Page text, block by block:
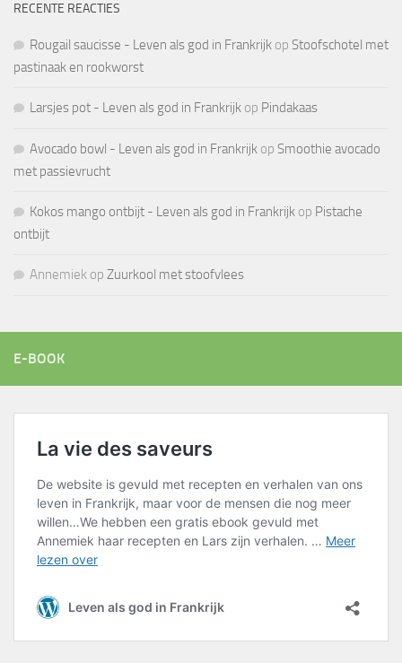
RECENTE REACTIES
Rougail saucisse - Leven als god in Frankrijk op Stoofschotel met
pastinaak en rookworst
Larsjes pot - Leven als god in Frankrijk op Pindakaas
Avocado bowl - Leven als god in Frankrijk op Smoothie avocado
met passievrucht
Kokos mango ontbijt - Leven als god in Frankrijk op Pistache
ontbijt
Annemiek op Zuurkool met stoofvlees
E-BOOK